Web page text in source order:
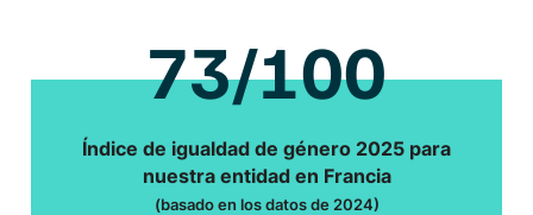
73/100
Índice de igualdad de género 2025 para
nuestra entidad en Francia
(basado en los datos de 2024)